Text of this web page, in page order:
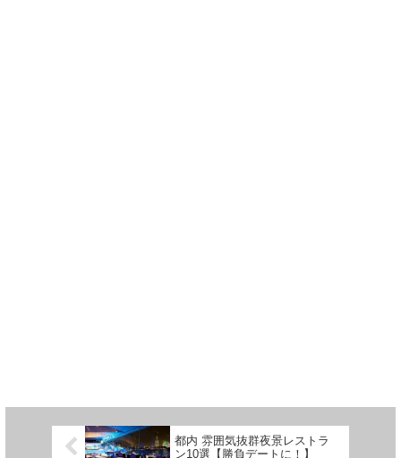
都内 雰囲気抜群夜景レストラ
ン10選【勝負デートに！】